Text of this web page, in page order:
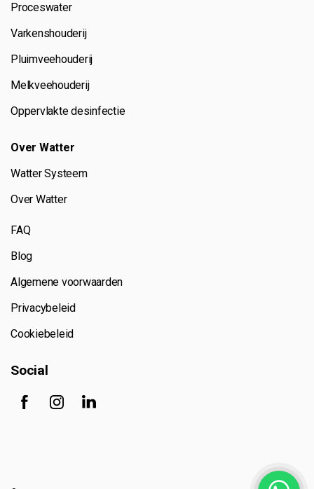
Proceswater
Varkenshouderij
Pluimveehouderij
Melkveehouderij
Oppervlakte desinfectie
Over Watter
Watter Systeem
Over Watter
FAQ
Blog
Algemene voorwaarden
Privacybeleid
Cookiebeleid
Social